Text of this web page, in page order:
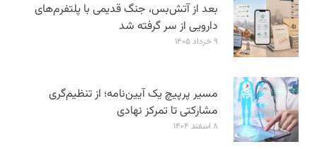
بعد از آتش‌بس، جنگ قدیمی با پلتفرم‌های
دارویی از سر گرفته شد
۹ خرداد ۱۴۰۵
مسیر پرپیچ یک آیین‌نامه؛ از تنظیم‌گری
مشارکتی تا تمرکز نهادی
۸ اسفند ۱۴۰۴